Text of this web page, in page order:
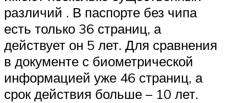
различий . В паспорте без чипа
есть только 36 страниц, а
действует он 5 лет. Для сравнения
в документе с биометрической
информацией уже 46 страниц, а
срок действия больше – 10 лет.